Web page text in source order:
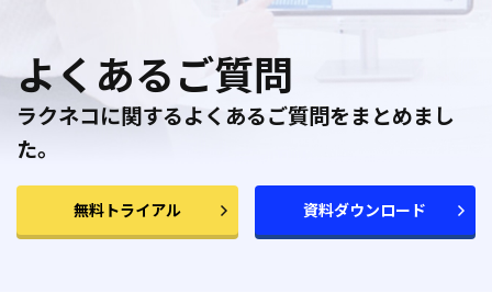
よくあるご質問
ラクネコに関するよくあるご質問をまとめまし
た。
無料トライアル 資料ダウンロード